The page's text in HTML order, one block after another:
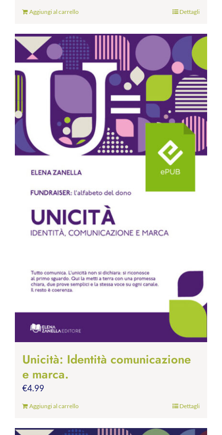
Aggiungi al carrello Dettagli
Unicità: Identità comunicazione
e marca.
€4.99
Aggiungi al carrello Dettagli